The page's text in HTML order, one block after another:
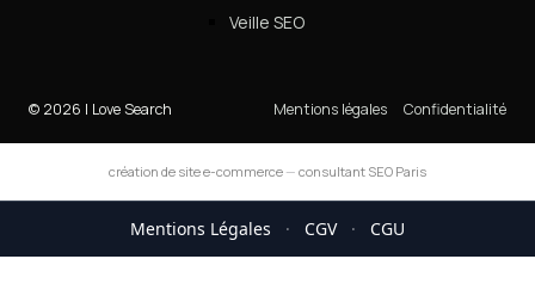
Veille SEO
© 2026 I Love Search Mentions légales Confidentialité
création de site e-commerce — consultant SEO Paris
Mentions Légales · CGV · CGU